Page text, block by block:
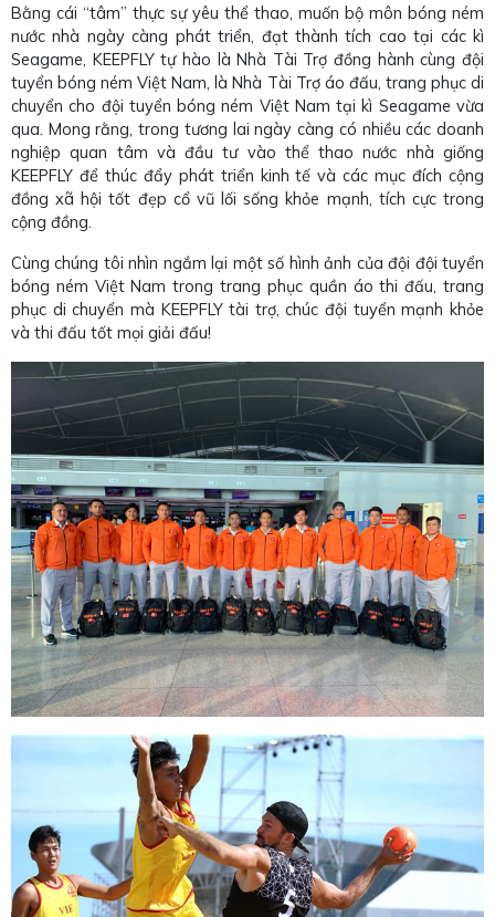
Bằng cái “tâm” thực sự yêu thể thao, muốn bộ môn bóng ném
nước nhà ngày càng phát triển, đạt thành tích cao tại các kì
Seagame, KEEPFLY tự hào là Nhà Tài Trợ đồng hành cùng đội
tuyển bóng ném Việt Nam, là Nhà Tài Trợ áo đấu, trang phục di
chuyển cho đội tuyển bóng ném Việt Nam tại kì Seagame vừa
qua. Mong rằng, trong tương lai ngày càng có nhiều các doanh
nghiệp quan tâm và đầu tư vào thể thao nước nhà giống
KEEPFLY để thúc đẩy phát triển kinh tế và các mục đích cộng
đồng xã hội tốt đẹp cổ vũ lối sống khỏe mạnh, tích cực trong
cộng đồng.
Cùng chúng tôi nhìn ngắm lại một số hình ảnh của đội đội tuyển
bóng ném Việt Nam trong trang phục quần áo thi đấu, trang
phục di chuyển mà KEEPFLY tài trợ, chúc đội tuyển mạnh khỏe
và thi đấu tốt mọi giải đấu!